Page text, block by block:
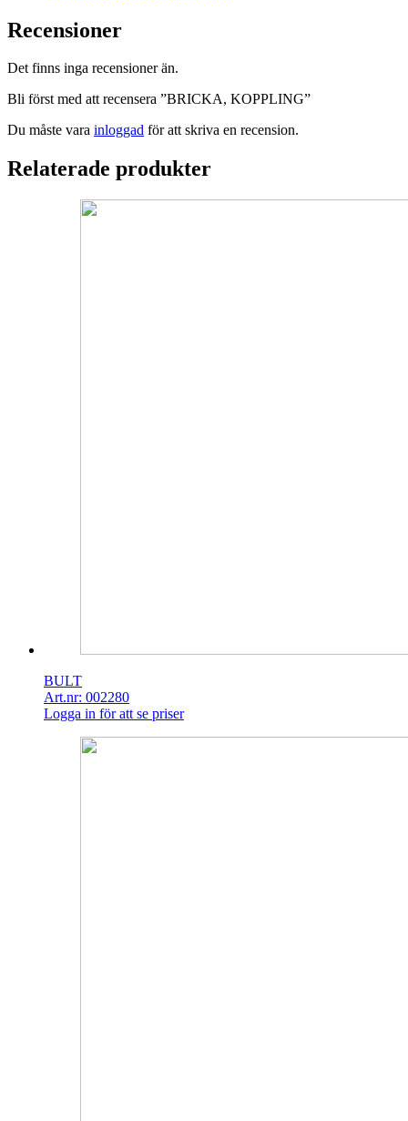
Recensioner
Det finns inga recensioner än.
Bli först med att recensera ”BRICKA, KOPPLING”
Du måste vara inloggad för att skriva en recension.
Relaterade produkter
BULT
Art.nr: 002280
Logga in för att se priser